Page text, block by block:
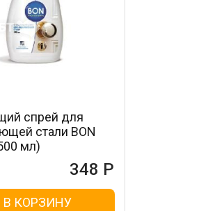
спрей для
стали BON
мл)
348 Р
В КОРЗИНУ